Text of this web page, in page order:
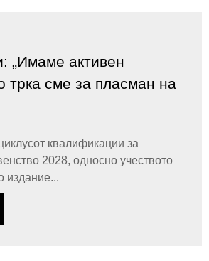
„Имаме активен
трка сме за пласман на
квалификации за
2028, односно учеството
издание...